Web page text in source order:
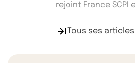
rejoint France SCPI
Tous ses articles